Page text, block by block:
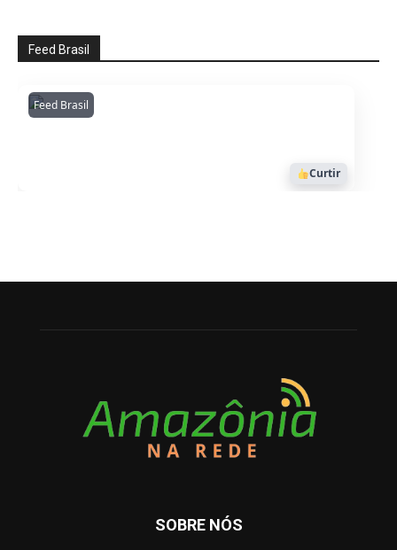
Feed Brasil
Feed BrasilAmazonianarede
1053
Curtir
SOBRE NÓS